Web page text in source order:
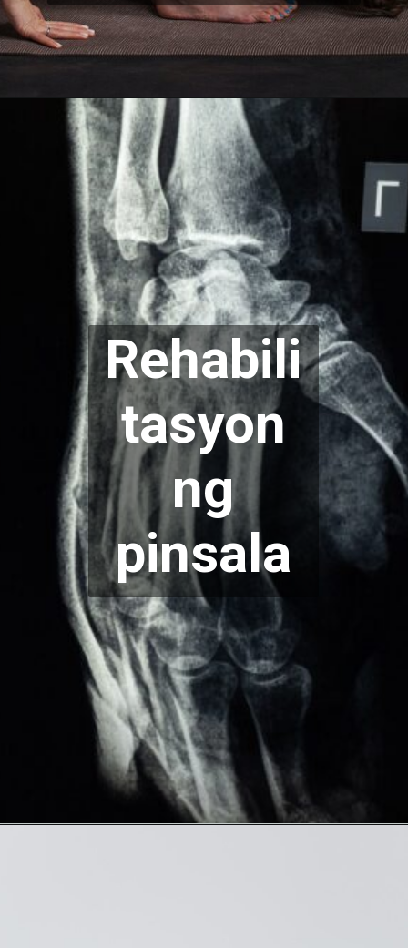
Rehabili
tasyon
ng
pinsala